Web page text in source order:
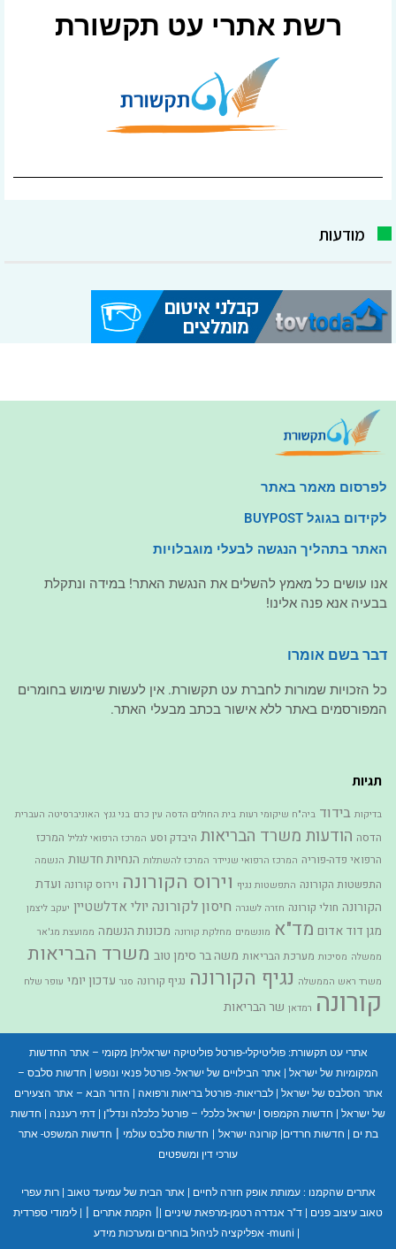
רשת אתרי עט תקשורת
מודעות
לפרסום מאמר באתר
לקידום בגוגל BUYPOST
האתר בתהליך הנגשה לבעלי מוגבלויות
אנו עושים כל מאמץ להשלים את הנגשת האתר! במידה ונתקלת
בבעיה אנא פנה אלינו!
דבר בשם אומרו
כל הזכויות שמורות לחברת עט תקשורת. אין לעשות שימוש בחומרים
המפורסמים באתר ללא אישור בכתב מבעלי האתר.
תגיות
בדיקות בידוד ביה"ח שיקומי רעות בית החולים הדסה עין כרם בני גנץ האוניברסיטה העברית
הדסה הודעות משרד הבריאות היבדק וסע המרכז הרפואי לגליל המרכז
הרפואי פדה-פוריה המרכז הרפואי שניידר המרכז להשתלות הנחיות חדשות הנשמה
התפשטות הקורונה התפשטות נגיף וירוס הקורונה וירוס קורונה ועדת
הקורונה חולי קורונה חזרה לשגרה חיסון לקורונה יולי אדלשטיין יעקב ליצמן
מגן דוד אדום מד"א מונשמים מחלקת קורונה מכונות הנשמה ממועצת מג'אר
ממשלה מסיכות מערכת הבריאות משה בר סימן טוב משרד הבריאות
משרד ראש הממשלה נגיף הקורונה נגיף קורונה סגר עדכון יומי עופר שלח
קורונה רמדאן שר הבריאות
אתרי עט תקשורת:פוליטיקלי-פורטל פוליטיקה ישראלית|מקומי – אתר החדשות
המקומיות של ישראל | אתר הבילויים של ישראל- פורטל פנאי ונופש | חדשות סלבס –
אתר הסלבס של ישראל |לבריאות- פורטל בריאות ורפואה | הדור הבא – אתר הצעירים
של ישראל | חדשות הקמפוס | ישראל כלכלי – פורטל כלכלה ונדל"ן | דתי רעננה | חדשות
בת ים | חדשות חרדים|קורונה ישראל | חדשות סלבס עולמי | חדשות המשפט- אתר
עורכי דין ומשפטים
אתרים שהקמנו :עמותת אופק חזרה לחיים | אתר הבית של עמיעד טאוב |רות עפרי
טאוב עיצוב פנים | ד"ר אנדרה רטמן-מרפאת שיניים |
| הקמת אתרים |
| לימודי ספרדית
| muni- אפליקציה לניהול בוחרים ומערכות מידע